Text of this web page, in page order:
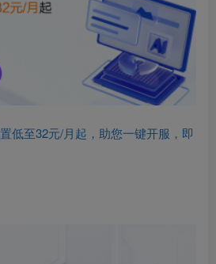
低至32元/月起，助您一键开服，即